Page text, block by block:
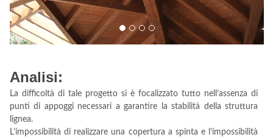
Analisi:
La difficoltà di tale progetto si è focalizzato tutto nell’assenza di
punti di appoggi necessari a garantire la stabilità della struttura
lignea.
L’impossibilità di realizzare una copertura a spinta e l’impossibilità